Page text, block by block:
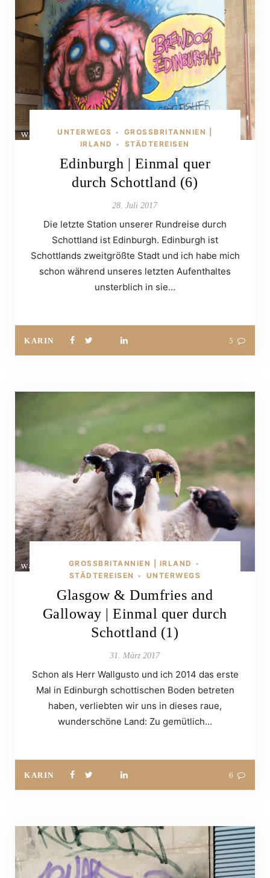
UNTERWEGS •
GROSSBRITANNIEN | I
RLAND
• STÄDTEREISEN
Edinburgh | Einmal quer
durch Schottland (6)
28. Juli 2017
Die letzte Station unserer Rundreise durch
Schottland ist Edinburgh. Edinburgh ist
Schottlands zweitgrößte Stadt und ich habe mich
schon während unseres letzten Aufenthaltes
unsterblich in sie…
KARIN 5
GROSSBRITANNIEN | IRLAND •
STÄDTEREISEN • UNTERWEGS
Glasgow & Dumfries and
Galloway | Einmal quer durch
Schottland (1)
31. März 2017
Schon als Herr Wallgusto und ich 2014 das erste
Mal in Edinburgh schottischen Boden betreten
haben, verliebten wir uns in dieses raue,
wunderschöne Land: Zu gemütlich…
KARIN 6